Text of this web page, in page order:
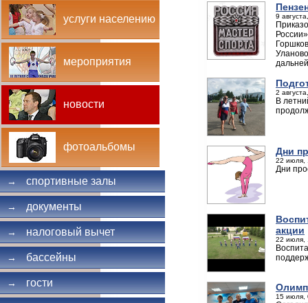
услуги населению
мероприятия
новости
фотоальбомы
→ спортивные залы
→ документы
→ налоговый вычет
→ бассейны
→ гости
9
2
В
Дни
22 июля,
Дни
акции
22 июля,
15 июля,